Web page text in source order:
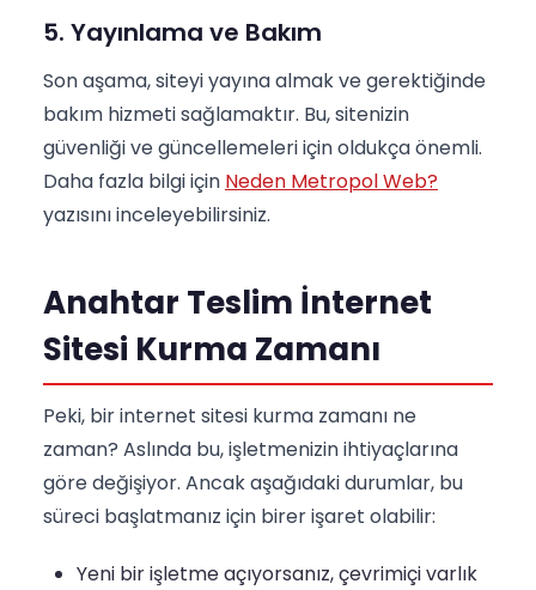
5. Yayınlama ve Bakım
Son aşama, siteyi yayına almak ve gerektiğinde
bakım hizmeti sağlamaktır. Bu, sitenizin
güvenliği ve güncellemeleri için oldukça önemli.
Daha fazla bilgi için Neden Metropol Web?
yazısını inceleyebilirsiniz.
Anahtar Teslim İnternet
Sitesi Kurma Zamanı
Peki, bir internet sitesi kurma zamanı ne
zaman? Aslında bu, işletmenizin ihtiyaçlarına
göre değişiyor. Ancak aşağıdaki durumlar, bu
süreci başlatmanız için birer işaret olabilir:
Yeni bir işletme açıyorsanız, çevrimiçi varlık